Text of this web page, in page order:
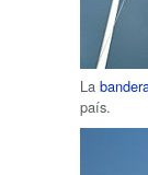
La
país.